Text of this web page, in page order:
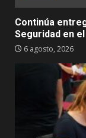
Continúa
Seguridad en
6 agosto, 2026